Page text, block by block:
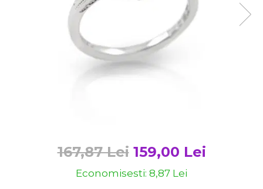
semipretioase
Bijuterii argint placat cu aur
Bijuterii argint cu diverse
Bijuterii argint cu murano
Bijuterii de Lux
Bijuterii gotice si rock
Bijuterii Handmade
Solutii si lavete de curatare
167,87 Lei 159,00 Lei
Economisesti: 8,87 Lei